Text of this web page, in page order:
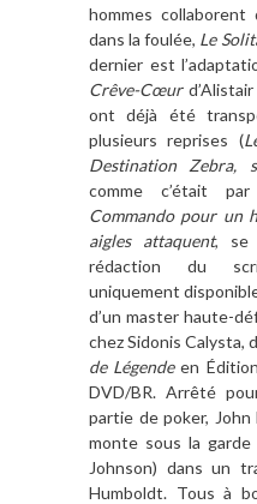
hommes collaborent
dans la foulée, Le
dernier est
Crêve-Cœur
ont déjà été
plusieurs reprises (
Destination Zebra,
comme c’était
Commando pour un
aigles attaquent, se
rédaction du
uniquement
d’un master haute-
chez Sidonis Calysta,
de Légendeen
DVD/BR. Arrêté
partie de poker, John
monte sous la garde
Johnson) dans un
Humboldt. Tous à